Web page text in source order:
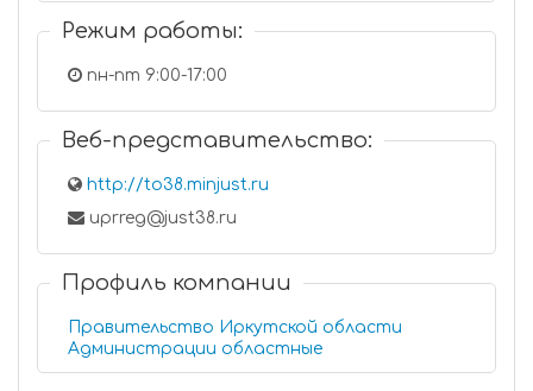
Режим работы:
пн-пт 9:00-17:00
Веб-представительство:
http://to38.minjust.ru
uprreg@just38.ru
Профиль компании
Правительство Иркутской области
Администрации областные